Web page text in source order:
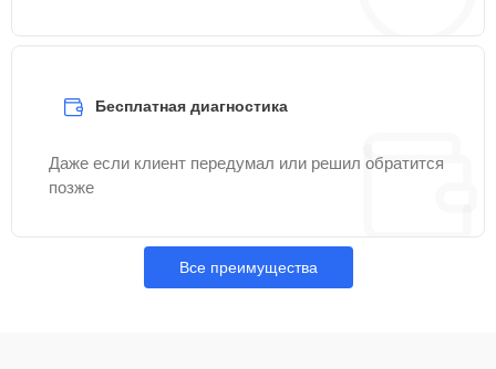
Бесплатная диагностика
Даже если клиент передумал или решил обратится
позже
Все преимущества